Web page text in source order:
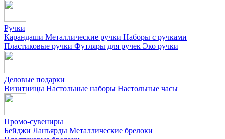
Ручки
Карандаши Металлические ручки Наборы с ручками
Пластиковые ручки Футляры для ручек Эко ручки
Деловые подарки
Визитницы Настольные наборы Настольные часы
Промо-сувениры
Бейджи Ланъярды Металлические брелоки